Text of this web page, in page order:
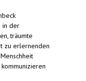
in der
träumte
zu erlernenden